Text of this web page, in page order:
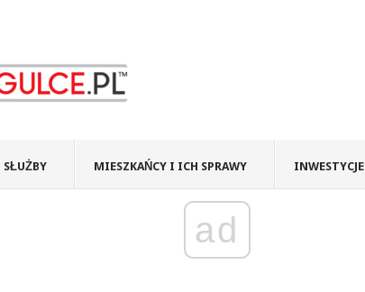
SŁUŻBY MIESZKAŃCY I ICH SPRAWY INWESTYCJE
ad